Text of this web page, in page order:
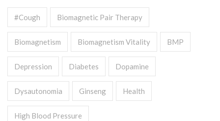
#cough Biomagnetic Pair Therapy
Biomagnetism Biomagnetism Vitality BMP
Depression Diabetes Dopamine
Dysautonomia Ginseng Health
High Blood Pressure